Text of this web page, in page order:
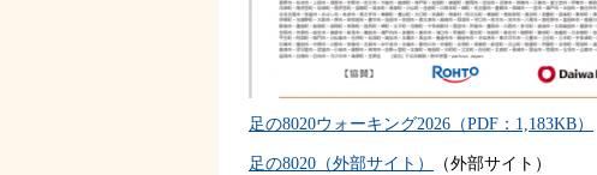
足の8020ウォーキング2026（PDF：1,183KB）
足の8020（外部サイト） （外部サイト）